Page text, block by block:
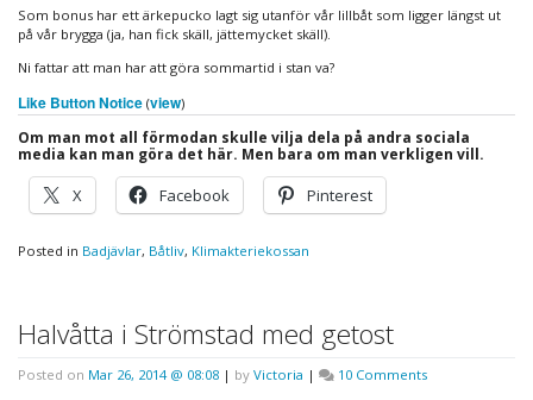
Som bonus har ett ärkepucko lagt sig utanför vår lillbåt som ligger längst ut
på vår brygga (ja, han fick skäll, jättemycket skäll).
Ni fattar att man har att göra sommartid i stan va?
Like Button Notice (view)
Om man mot all förmodan skulle vilja dela på andra sociala
media kan man göra det här. Men bara om man verkligen vill.
X Facebook Pinterest
Posted in Badjävlar, Båtliv, Klimakteriekossan
Halvåtta i Strömstad med getost
Posted on Mar 26, 2014 @ 08:08 | by Victoria | 10 Commentson